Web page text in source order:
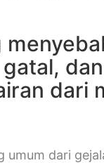
dari
umum dari